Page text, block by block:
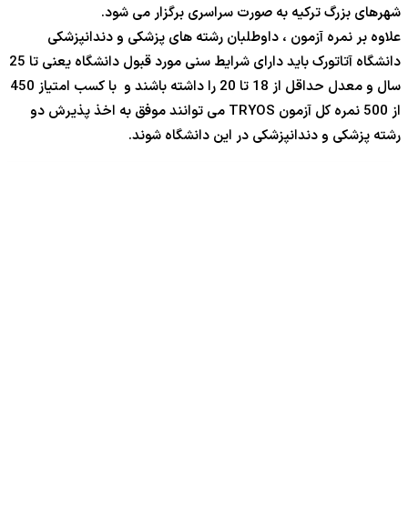
شهرهای بزرگ ترکیه به صورت سراسری برگزار می شود.
علاوه بر نمره آزمون ، داوطلبان رشته های پزشکی و دندانپزشکی
دانشگاه آتاتورک باید دارای شرایط سنی مورد قبول دانشگاه یعنی تا 25
سال و معدل حداقل از 18 تا 20 را داشته باشند و با کسب امتیاز 450
از 500 نمره کل آزمون TRYOS می توانند موفق به اخذ پذیرش دو
رشته پزشکی و دندانپزشکی در این دانشگاه شوند.